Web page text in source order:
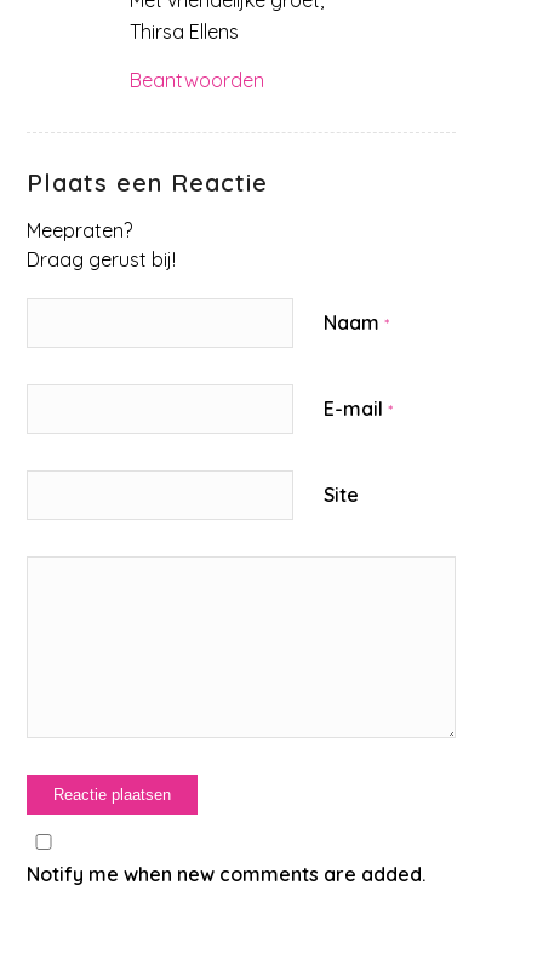
Thirsa Ellens
Beantwoorden
Plaats een Reactie
Meepraten?
Draag gerust bij!
Naam*
E-mail*
Site
Notify me when new comments are added.